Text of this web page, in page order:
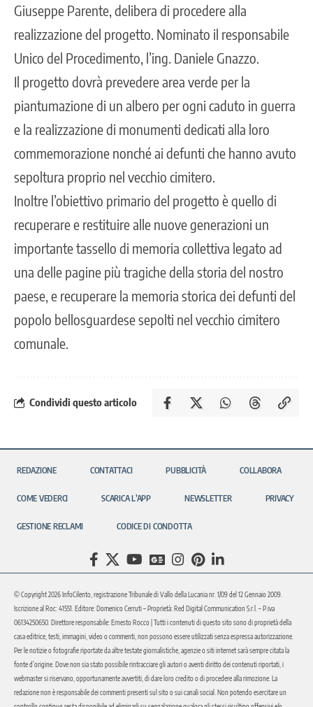
Giuseppe Parente, delibera di procedere alla
realizzazione del progetto. Nominato il responsabile
Unico del Procedimento, l’ing. Daniele Gnazzo.
Il progetto dovrà prevedere area verde per la
piantumazione di un albero per ogni caduto in guerra
e la realizzazione di monumenti dedicati alla loro
commemorazione nonché ai defunti che hanno avuto
sepoltura proprio nel vecchio cimitero.
Inoltre l’obiettivo primario del progetto è quello di
recuperare e restituire alle nuove generazioni un
importante tassello di memoria collettiva legato ad
una delle pagine più tragiche della storia del nostro
paese, e recuperare la memoria storica dei defunti del
popolo bellosguardese sepolti nel vecchio cimitero
comunale.
Condividi questo articolo
REDAZIONE CONTATTACI PUBBLICITÀ COLLABORA
COME VEDERCI SCARICA L’APP NEWSLETTER PRIVACY
GESTIONE RECLAMI CODICE DI CONDOTTA
© Copyright 2026 InfoCilento, registrazione Tribunale di Vallo della Lucania nr. 1/09 del 12 Gennaio 2009.
Iscrizione al Roc: 41551. Editore: Domenico Cerruti – Proprietà: Red Digital Communication S.r.l. – P.iva
06134250650. Direttore responsabile: Ernesto Rocco | Tutti i contenuti di questo sito sono di proprietà della
casa editrice, testi, immagini, video o commenti, non possono essere utilizzati senza espressa autorizzazione.
Per le notizie o fotografie riportate da altre testate giornalistiche, agenzie o siti internet sarà sempre citata la
fonte d’origine. Dove non sia stato possibile rintracciare gli autori o aventi diritto dei contenuti riportati, i
webmaster si riservano, opportunamente avvertiti, di dare loro credito o di procedere alla rimozione. La
redazione non è responsabile dei commenti presenti sul sito o sui canali social. Non potendo esercitare un